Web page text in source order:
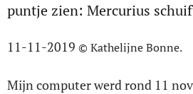
puntje zien: Mercurius
11-11-2019 © Kathelijne Bonne.
Mijn computer werd rond 11